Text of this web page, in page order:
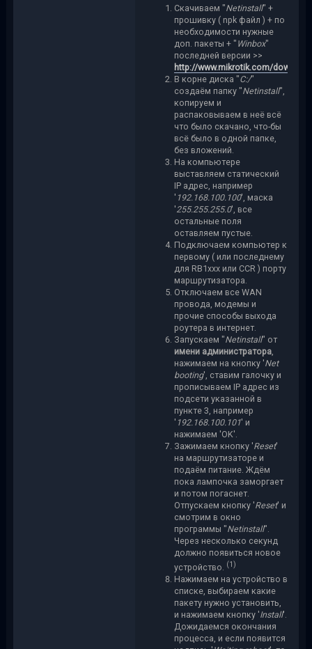
Скачиваем "Netinstall" +
прошивку ( npk файл ) + по
необходимости нужные
доп. пакеты + " Winbox"
последней версии >>
http://www.mikrotik.com/download
В корне диска "С:/"
создаём папку "Netinstall",
копируем и
распаковываем в неё всё
что было скачано, что-бы
всё было в одной папке,
без вложений.
На компьютере
выставляем статический
IP адрес, например
' 192.168.100.100', маска
'255.255.255.0', все
остальные поля
оставляем пустые.
Подключаем компьютер к
первому ( или последнему
для RB1xxx или CCR ) порту
маршрутизатора.
Отключаем все WAN
провода, модемы и
прочие способы выхода
роутера в интернет.
Запускаем "Netinstall" от
имени администратора,
нажимаем на кнопку 'Net
booting', ставим галочку и
прописываем IP адрес из
подсети указанной в
пункте 3, например
' 192.168.100.101' и
нажимаем 'OK'.
Зажимаем кнопку 'Reset'
на маршрутизаторе и
подаём питание. Ждём
пока лампочка заморгает
и потом погаснет.
Отпускаем кнопку 'Reset' и
смотрим в окно
программы "Netinstall".
Через несколько секунд
должно появиться новое
устройство.
(1)
Нажимаем на устройство в
списке, выбираем какие
пакету нужно установить,
и нажимаем кнопку 'Install'.
Дожидаемся окончания
процесса, и если появится